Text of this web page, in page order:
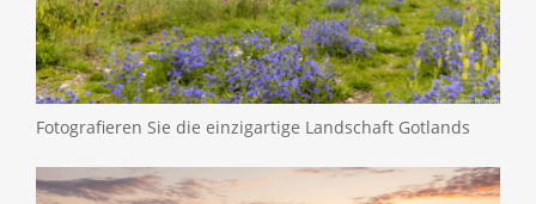
Fotografieren Sie die einzigartige Landschaft Gotlands